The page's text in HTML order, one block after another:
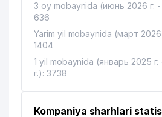
3 oy mobaynida (июнь 2026 г.
636
Yarim yil mobaynida (март
1404
1 yil mobaynida (январь 2025
г.): 3738
Kompaniya sharhlari